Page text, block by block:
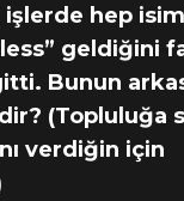
işlerde hep
geldiğini
Bunun
(Topluluğa
verdiğin için